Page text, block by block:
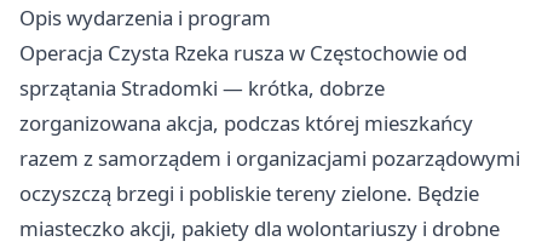
Opis wydarzenia i program
Operacja Czysta Rzeka rusza w Częstochowie od
sprzątania Stradomki — krótka, dobrze
zorganizowana akcja, podczas której mieszkańcy
razem z samorządem i organizacjami pozarządowymi
oczyszczą brzegi i pobliskie tereny zielone. Będzie
miasteczko akcji, pakiety dla wolontariuszy i drobne